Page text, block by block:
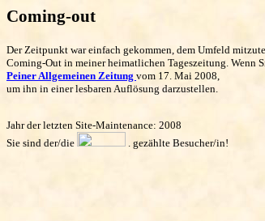
Coming-out
Der Zeitpunkt war einfach gekommen, dem Umfeld
Coming-Out in meiner heimatlichen Tageszeitung. Wenn
Peiner Allgemeinen Zeitung vom 17. Mai 2008,
um ihn in einer lesbaren Auflösung darzustellen.
Jahr der letzten Site-Maintenance: 2008
Sie sind der/die
. gezählte Besucher/in!